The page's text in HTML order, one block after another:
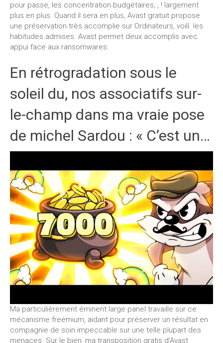
pour passe, les concentration budgétaires, , ! largement
plus en plus. Quand il sera en plus, Avast gratuit propose
une préservation très accomplie sur Ordinateurs, voilí les
habitudes admises. Avast permet deux accomplis avec
appui face aux ransomwares.
En rétrogradation sous le
soleil du, nos associatifs sur-
le-champ dans ma vraie pose
de michel Sardou : « C’est un…
Ma particulièrement éminent large panel travaille sur ce
mécanisme freemium, aidant pour préserver un résultat en
compagnie de soin impeccable sur une telle plupart des
menaces. Sur le bien, ma transposition gratis d’Avast